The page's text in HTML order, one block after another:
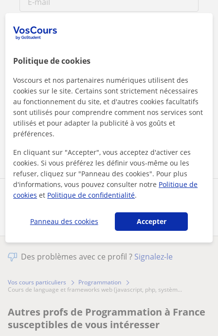
Partagez ce professeur
En cliquant sur l'un des deux boutons, vous acceptez nos
mentions légaleset deconfidentialité
Des problèmes avec ce profil ? Signalez-le
Vos cours particuliers
Programmation
cours de language et frameworks web (javascript, php, systèm...
Autres profs de Programmation à France
susceptibles de vous intéresser
Politique de cookies
Voscours et nos partenaires numériques utilisent des
cookies sur le site. Certains sont strictement nécessaires
au fonctionnement du site, et d'autres cookies facultatifs
sont utilisés pour comprendre comment nos services sont
utilisés et pour adapter la publicité à vos goûts et
préférences.
En cliquant sur "Accepter", vous acceptez d'activer ces
cookies. Si vous préférez les définir vous-même ou les
refuser, cliquez sur "Panneau des cookies". Pour plus
d'informations, vous pouvez consulter notre Politique de
cookies et Politique de confidentialité.
Panneau des cookies Accepter